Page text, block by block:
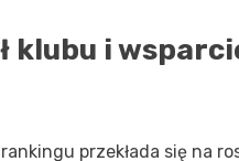
klubu i
przekłada się na